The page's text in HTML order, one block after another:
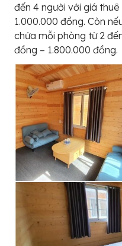
đến 4 người với giá
1.000.000 đồng. Còn
chứa mỗi phòng từ 2
đồng – 1.800.000 đồng.